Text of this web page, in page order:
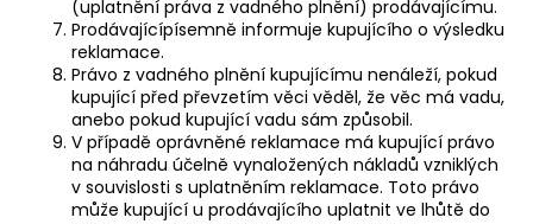
(uplatnění práva z vadného plnění) prodávajícímu.
Prodávajícípísemně informuje kupujícího o výsledku
reklamace.
Právo z vadného plnění kupujícímu nenáleží, pokud
kupující před převzetím věci věděl, že věc má vadu,
anebo pokud kupující vadu sám způsobil.
V případě oprávněné reklamace má kupující právo
na náhradu účelně vynaložených nákladů vzniklých
v souvislosti s uplatněním reklamace. Toto právo
může kupující u prodávajícího uplatnit ve lhůtě do